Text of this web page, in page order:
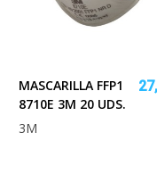
MASCARILLA FFP1
8710E 3M 20 UDS.
3M